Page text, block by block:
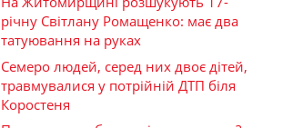
річну Світлану Ромащенко: має два
татуювання на руках
Семеро людей, серед них двоє дітей,
травмувалися у потрійній ДТП біля
Коростеня